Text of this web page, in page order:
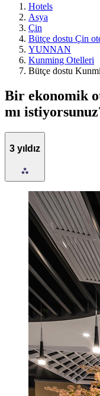
Hotels
Asya
Çin
Bütçe dostu Çin
YUNNAN
Kunming Otelleri
Bütçe dostu
Bir ekonomik
mı
3 yıldız